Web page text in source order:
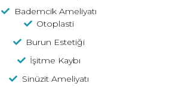
Bademcik Ameliyatı
Otoplasti
Burun Estetiği
İşitme Kaybı
Sinüzit Ameliyatı